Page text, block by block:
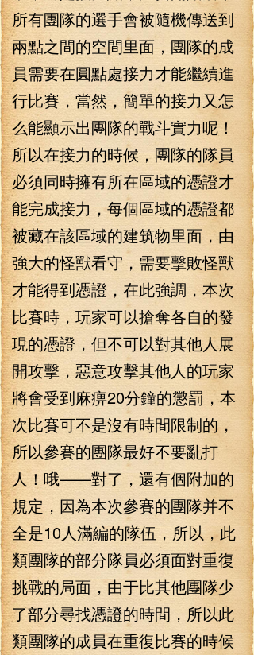
所有團隊的選手會被隨機傳送到
兩點之間的空間里面，團隊的成
員需要在圓點處接力才能繼續進
行比賽，當然，簡單的接力又怎
么能顯示出團隊的戰斗實力呢！
所以在接力的時候，團隊的隊員
必須同時擁有所在區域的憑證才
能完成接力，每個區域的憑證都
被藏在該區域的建筑物里面，由
強大的怪獸看守，需要擊敗怪獸
才能得到憑證，在此強調，本次
比賽時，玩家可以搶奪各自的發
現的憑證，但不可以對其他人展
開攻擊，惡意攻擊其他人的玩家
將會受到麻痹20分鐘的懲罰，本
次比賽可不是沒有時間限制的，
所以參賽的團隊最好不要亂打
人！哦——對了，還有個附加的
規定，因為本次參賽的團隊并不
全是10人滿編的隊伍，所以，此
類團隊的部分隊員必須面對重復
挑戰的局面，由于比其他團隊少
了部分尋找憑證的時間，所以此
類團隊的成員在重復比賽的時候